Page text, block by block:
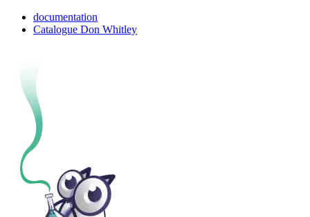
documentation
Catalogue Don Whitley